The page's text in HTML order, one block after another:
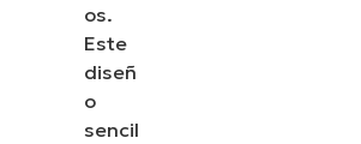
os.
Este
diseñ
o
sencil